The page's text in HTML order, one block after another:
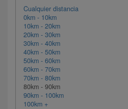
Cualquier distancia
0km - 10km
10km - 20km
20km - 30km
30km - 40km
40km - 50km
50km - 60km
60km - 70km
70km - 80km
80km - 90km
90km - 100km
100km +